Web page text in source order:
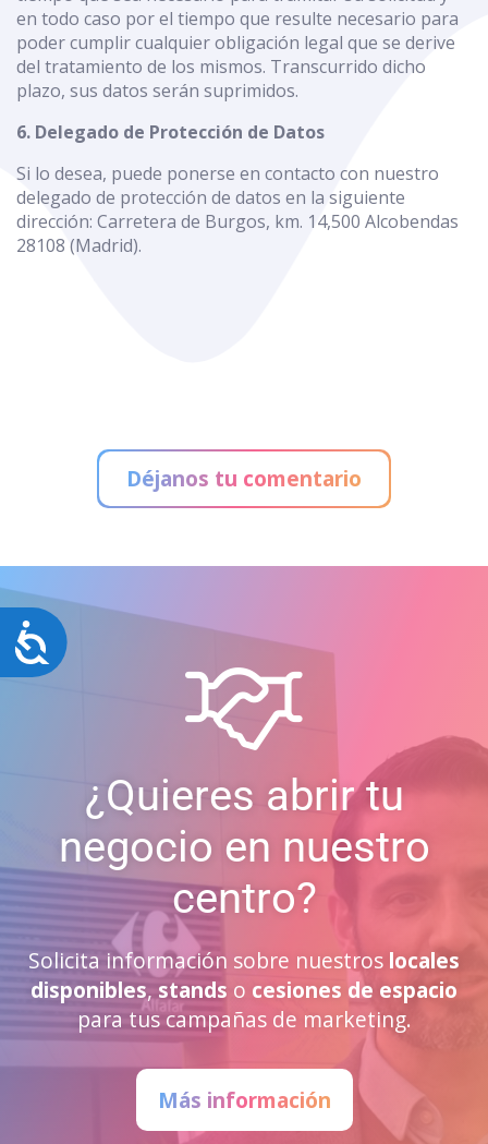
Accesibilidad
en todo caso por el tiempo que resulte necesario para
poder cumplir cualquier obligación legal que se derive
del tratamiento de los mismos. Transcurrido dicho
plazo, sus datos serán suprimidos.
6. Delegado de Protección de Datos
Si lo desea, puede ponerse en contacto con nuestro
delegado de protección de datos en la siguiente
dirección: Carretera de Burgos, km. 14,500 Alcobendas
28108 (Madrid).
Déjanos tu comentario
¿Quieres abrir tu
negocio en nuestro
centro?
Solicita información sobre nuestros locales
disponibles, stands o cesiones de espacio
para tus campañas de marketing.
Más información